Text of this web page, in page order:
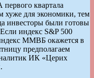
квартала
хуже для экономики, тем
инвесторы были готовы
индекс S&P 500
ММВБ окажется в
предполагаем
ИК «Церих